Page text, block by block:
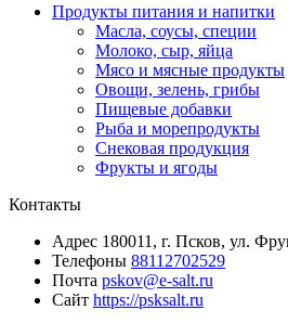
Продукты питания и напитки
Масла, соусы, специи
Молоко, сыр, яйца
Мясо и мясные продукты
Овощи, зелень, грибы
Пищевые добавки
Рыба и морепродукты
Снековая продукция
Фрукты и ягоды
Контакты
Адрес 180011, г. Псков, ул.
Телефоны 88112702529
Почта pskov@e-salt.ru
Сайт https://psksalt.ru